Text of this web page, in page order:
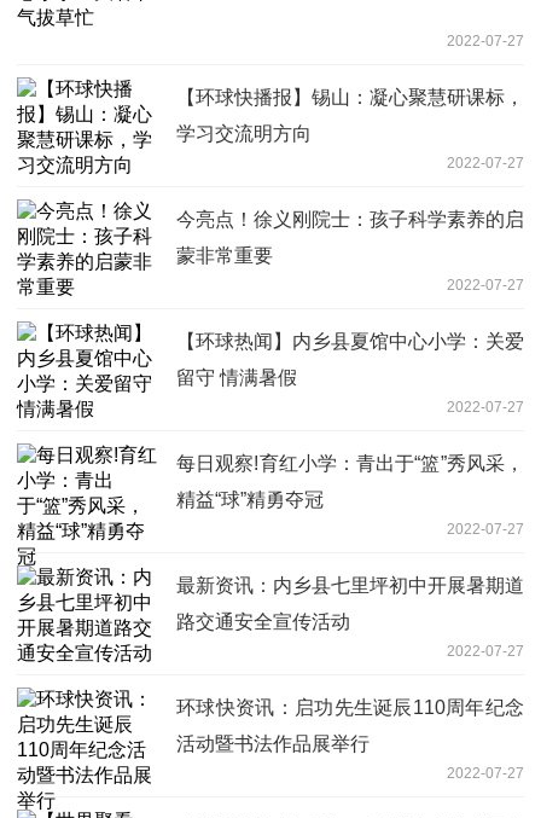
2022-07-27
【环球快播报】锡山：凝心聚慧研课标，
学习交流明方向
2022-07-27
今亮点！徐义刚院士：孩子科学素养的启
蒙非常重要
2022-07-27
【环球热闻】内乡县夏馆中心小学：关爱
留守 情满暑假
2022-07-27
每日观察!育红小学：青出于“篮”秀风采，
精益“球”精勇夺冠
2022-07-27
最新资讯：内乡县七里坪初中开展暑期道
路交通安全宣传活动
2022-07-27
环球快资讯：启功先生诞辰110周年纪念
活动暨书法作品展举行
2022-07-27